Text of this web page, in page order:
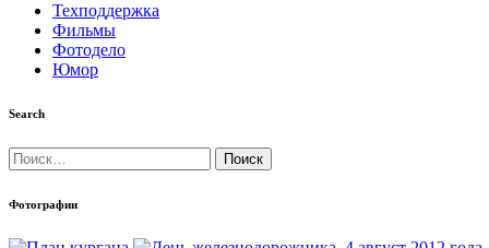
Техподдержка
Фильмы
Фотодело
Юмор
Search
Найти:
Фотографии